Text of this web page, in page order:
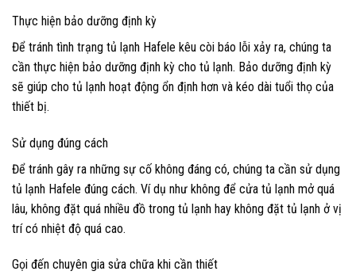
Thực hiện bảo dưỡng định kỳ
Để tránh tình trạng tủ lạnh Hafele kêu còi báo lỗi xảy ra, chúng ta
cần thực hiện bảo dưỡng định kỳ cho tủ lạnh. Bảo dưỡng định kỳ
sẽ giúp cho tủ lạnh hoạt động ổn định hơn và kéo dài tuổi thọ của
thiết bị.
Sử dụng đúng cách
Để tránh gây ra những sự cố không đáng có, chúng ta cần sử dụng
tủ lạnh Hafele đúng cách. Ví dụ như không để cửa tủ lạnh mở quá
lâu, không đặt quá nhiều đồ trong tủ lạnh hay không đặt tủ lạnh ở vị
trí có nhiệt độ quá cao.
Gọi đến chuyên gia sửa chữa khi cần thiết